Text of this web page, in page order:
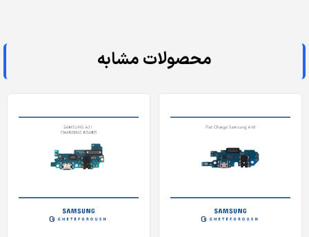
محصولات مشابه